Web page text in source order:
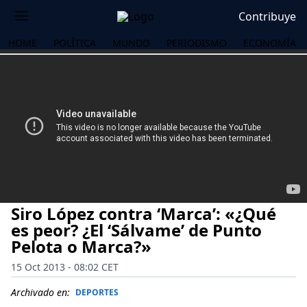
Contribuye
HOME POLÍTICA MUNDO PERIODISMO ECONOMÍA
Siro López contra ‘Marca’: «¿Qué
es peor? ¿El ‘Sálvame’ de Punto
Pelota o Marca?»
15 Oct 2013 - 08:02 CET
Archivado en: DEPORTES